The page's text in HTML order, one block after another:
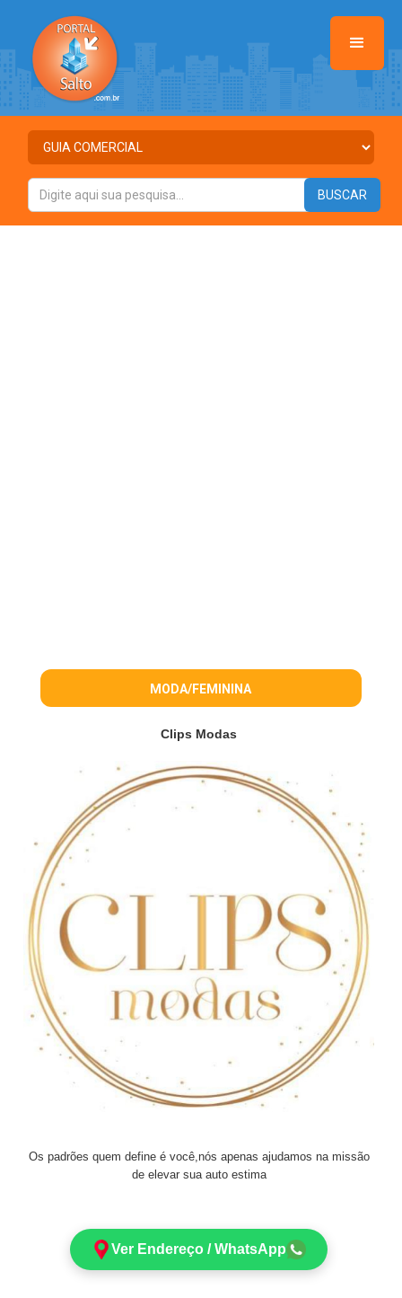
MODA/FEMININA
Clips Modas
Os padrões quem define é você,nós apenas ajudamos na missão
de elevar sua auto estima
Ver Endereço / WhatsApp